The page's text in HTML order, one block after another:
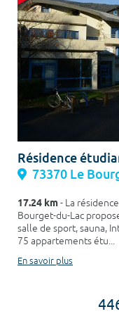
Type de location
Votre date
Résidence
73370 Le
17.24 km- La
Bourget-du-Lac
salle de sport, sauna,
75 appartements étu...
En savoir plus